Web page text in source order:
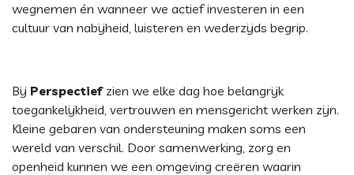
wegnemen én wanneer we actief investeren in een
cultuur van nabijheid, luisteren en wederzijds begrip.
Bij Perspectiefzien we elke dag hoe belangrijk
toegankelijkheid, vertrouwen en mensgericht werken zijn.
Kleine gebaren van ondersteuning maken soms een
wereld van verschil. Door samenwerking, zorg en
openheid kunnen we een omgeving creëren waarin